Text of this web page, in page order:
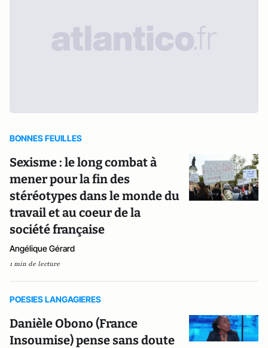
BONNES FEUILLES
Sexisme : le long combat à
mener pour la fin des
stéréotypes dans le monde du
travail et au coeur de la
société française
Angélique Gérard
1 min de lecture
POESIES LANGAGIERES
Danièle Obono (France
Insoumise) pense sans doute